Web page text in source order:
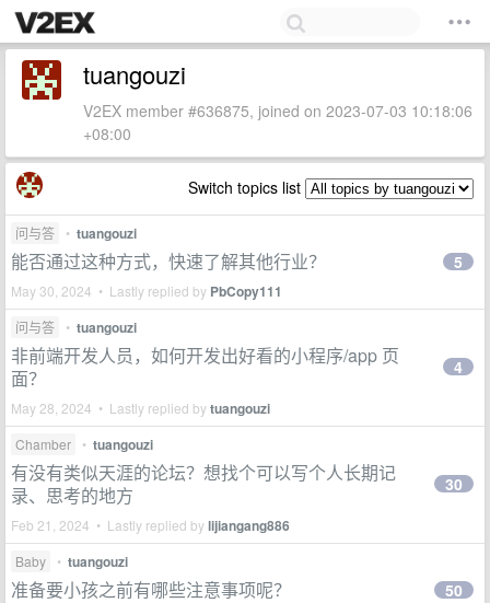
tuangouzi
V2EX member #636875, joined on 2023-07-03 10:18:06
+08:00
Switch topics list
问与答 • tuangouzi
能否通过这种方式，快速了解其他行业？
May 30, 2024 • Lastly replied by PbCopy111
5
问与答 • tuangouzi
非前端开发人员，如何开发出好看的小程序/app 页
面？
May 28, 2024 • Lastly replied bytuangouzi
4
Chamber • tuangouzi
有没有类似天涯的论坛？想找个可以写个人长期记
录、思考的地方
Feb 21, 2024 • Lastly replied bylijiangang886
30
Baby • tuangouzi
准备要小孩之前有哪些注意事项呢？ 50